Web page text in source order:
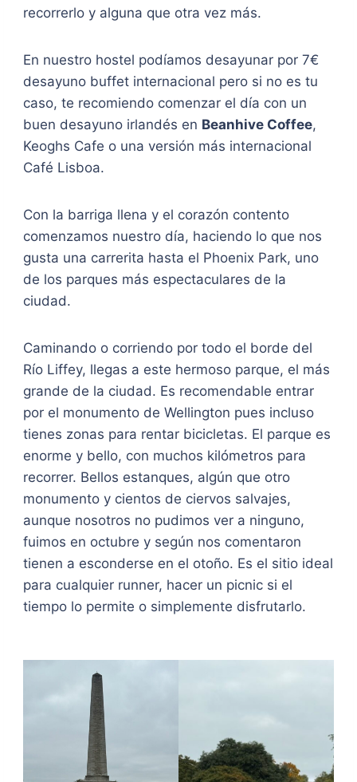
recorrerlo y alguna que otra vez más.
En nuestro hostel podíamos desayunar por 7€
desayuno buffet internacional pero si no es tu
caso, te recomiendo comenzar el día con un
buen desayuno irlandés en Beanhive Coffee,
Keoghs Cafe o una versión más internacional
Café Lisboa.
Con la barriga llena y el corazón contento
comenzamos nuestro día, haciendo lo que nos
gusta una carrerita hasta el Phoenix Park, uno
de los parques más espectaculares de la
ciudad.
Caminando o corriendo por todo el borde del
Río Liffey, llegas a este hermoso parque, el más
grande de la ciudad. Es recomendable entrar
por el monumento de Wellington pues incluso
tienes zonas para rentar bicicletas. El parque es
enorme y bello, con muchos kilómetros para
recorrer. Bellos estanques, algún que otro
monumento y cientos de ciervos salvajes,
aunque nosotros no pudimos ver a ninguno,
fuimos en octubre y según nos comentaron
tienen a esconderse en el otoño. Es el sitio ideal
para cualquier runner, hacer un picnic si el
tiempo lo permite o simplemente disfrutarlo.